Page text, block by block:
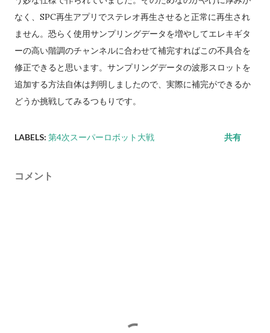
なく、SPC再生アプリでステレオ再生させると正常に再生され
ません。恐らく使用サンプリングデータを増やしてエレキギタ
ーの高い階調のチャンネルに合わせて補完すればこの不具合を
修正できると思います。サンプリングデータの波形スロットを
追加する方法自体は判明しましたので、実際に補完ができるか
どうか挑戦してみるつもりです。
LABELS: 第4次スーパーロボット大戦 共有
コメント